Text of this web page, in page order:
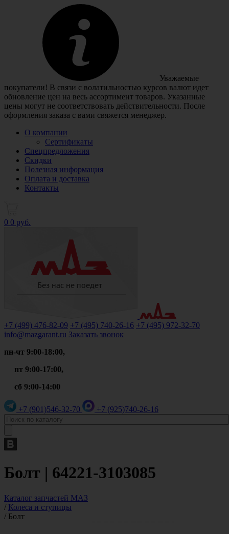
Уважаемые
покупатели! В связи с волатильностью курсов валют идет
обновление цен на весь ассортимент товаров. Указанные
цены могут не соответствовать действительности. После
оформления заказа с вами свяжется менеджер.
О компании
Сертификаты
Спецпредложения
Скидки
Полезная информация
Оплата и доставка
Контакты
0 0 руб.
+7 (499) 476-82-09 +7 (495) 740-26-16 +7 (495) 972-32-70
info@mazgarant.ru Заказать звонок
пн-чт 9:00-18:00,
пт 9:00-17:00,
сб 9:00-14:00
+7 (901)546-32-70 +7 (925)740-26-16
Болт | 64221-3103085
Каталог запчастей МАЗ
/ Колеса и ступицы
/ Болт